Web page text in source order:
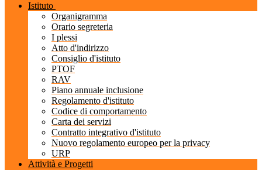
Istituto
Organigramma
Orario segreteria
I plessi
Atto d'indirizzo
Consiglio d'istituto
PTOF
RAV
Piano annuale inclusione
Regolamento d'istituto
Codice di comportamento
Carta dei servizi
Contratto integrativo d'istituto
Nuovo regolamento europeo per la privacy
URP
Attività e Progetti